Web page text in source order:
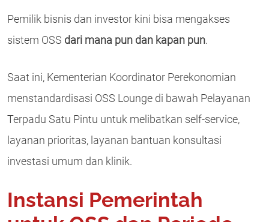
Pemilik bisnis dan investor kini bisa mengakses
sistem OSS dari mana pun dan kapan pun.
Saat ini, Kementerian Koordinator Perekonomian
menstandardisasi OSS Lounge di bawah Pelayanan
Terpadu Satu Pintu untuk melibatkan self-service,
layanan prioritas, layanan bantuan konsultasi
investasi umum dan klinik.
Instansi Pemerintah